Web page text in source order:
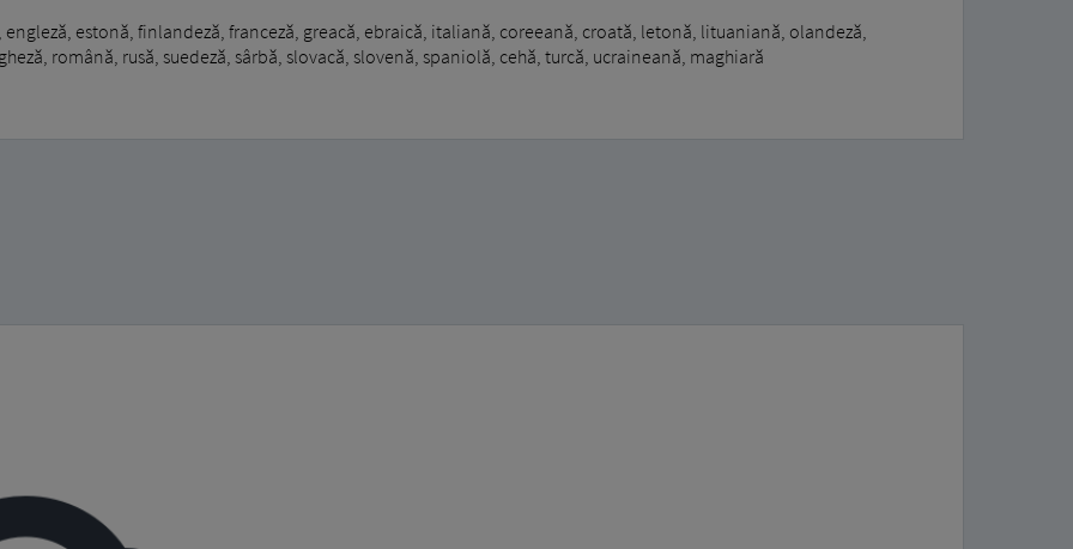
estonă, finlandeză, franceză, greacă, ebraică, italiană, coreeană, croată, letonă, lituaniană, olandeză,
română, rusă, suedeză, sârbă, slovacă, slovenă, spaniolă, cehă, turcă, ucraineană, maghiară